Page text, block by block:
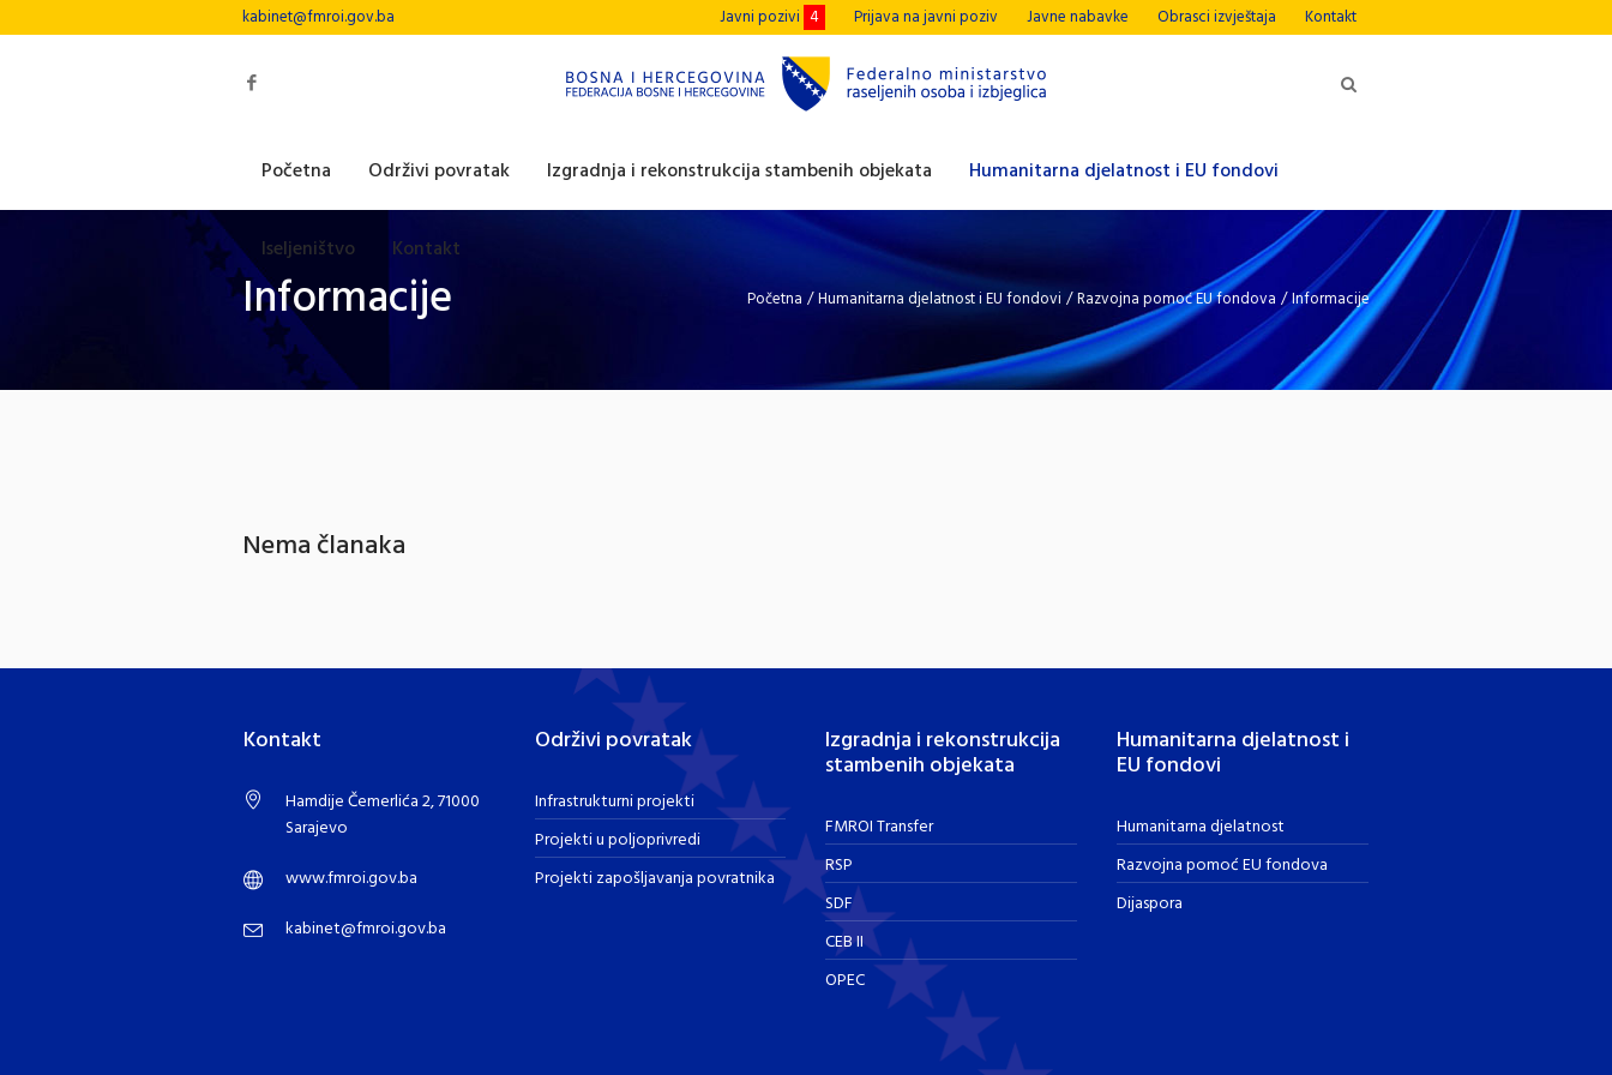
Javni pozivi 4 Prijava na javni poziv Javne nabavke Obrasci izvještaja Kontakt
kabinet@fmroi.gov.ba
Početna Održivi povratak Izgradnja i rekonstrukcija stambenih objekata Humanitarna djelatnost i EU fondovi
Iseljeništvo Kontakt
Informacije Početna /Humanitarna djelatnost i EU fondovi /Razvojna pomoć EU fondova /Informacije
Nema članaka
Kontakt
Hamdije Čemerlića 2, 71000
Sarajevo
www.fmroi.gov.ba
kabinet@fmroi.gov.ba
Održivi povratak
Infrastrukturni projekti
Projekti u poljoprivredi
Projekti zapošljavanja povratnika
Izgradnja i rekonstrukcija
stambenih objekata
FMROI Transfer
RSP
SDF
CEB II
OPEC
Humanitarna djelatnost i
EU fondovi
Humanitarna djelatnost
Razvojna pomoć EU fondova
Dijaspora